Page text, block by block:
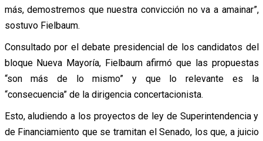
más, demostremos que nuestra convicción no va a amainar”,
sostuvo Fielbaum.
Consultado por el debate presidencial de los candidatos del
bloque Nueva Mayoría, Fielbaum afirmó que las propuestas
“son más de lo mismo” y que lo relevante es la
“consecuencia” de la dirigencia concertacionista.
Esto, aludiendo a los proyectos de ley de Superintendencia y
de Financiamiento que se tramitan el Senado, los que, a juicio